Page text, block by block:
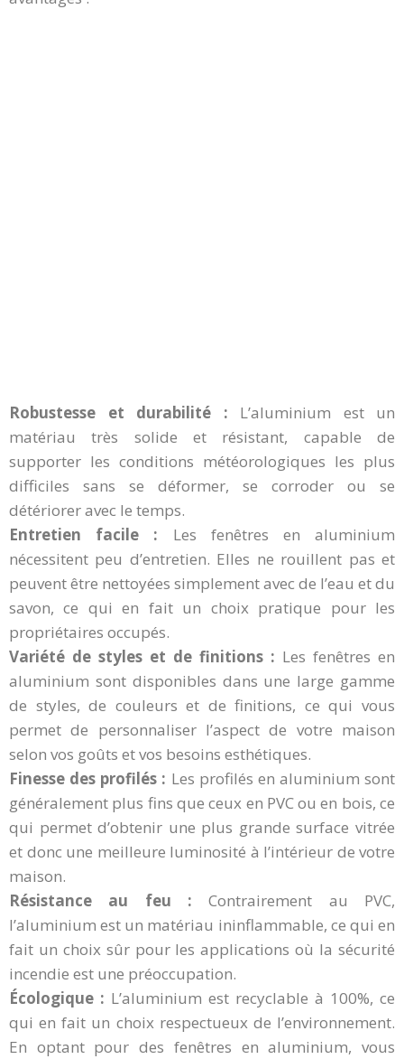
Robustesse et durabilité : L’aluminium est un
matériau très solide et résistant, capable de
supporter les conditions météorologiques les plus
difficiles sans se déformer, se corroder ou se
détériorer avec le temps.
Entretien facile : Les fenêtres en aluminium
nécessitent peu d’entretien. Elles ne rouillent pas et
peuvent être nettoyées simplement avec de l’eau et du
savon, ce qui en fait un choix pratique pour les
propriétaires occupés.
Variété de styles et de finitions : Les fenêtres en
aluminium sont disponibles dans une large gamme
de styles, de couleurs et de finitions, ce qui vous
permet de personnaliser l’aspect de votre maison
selon vos goûts et vos besoins esthétiques.
Finesse des profilés : Les profilés en aluminium sont
généralement plus fins que ceux en PVC ou en bois, ce
qui permet d’obtenir une plus grande surface vitrée
et donc une meilleure luminosité à l’intérieur de votre
maison.
Résistance au feu : Contrairement au PVC,
l’aluminium est un matériau ininflammable, ce qui en
fait un choix sûr pour les applications où la sécurité
incendie est une préoccupation.
Écologique : L’aluminium est recyclable à 100%, ce
qui en fait un choix respectueux de l’environnement.
En optant pour des fenêtres en aluminium, vous